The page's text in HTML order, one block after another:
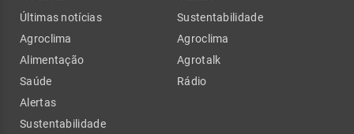
Últimas notícias
Agroclima
Alimentação
Saúde
Alertas
Sustentabilidade
Sustentabilidade
Agroclima
Agrotalk
Rádio